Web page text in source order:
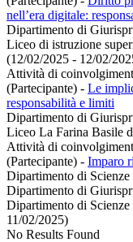
nell’era digitale:
Dipartimento di
Liceo di istruzione
(12/02/2025 - 12/02/
Attività di
(Partecipante) - Le
responsabilità e limiti
Dipartimento di
Liceo La Farina Basile
Attività di
(Partecipante) - Imparo
Dipartimento di
Dipartimento di
Dipartimento di
11/02/2025)
No Results Found